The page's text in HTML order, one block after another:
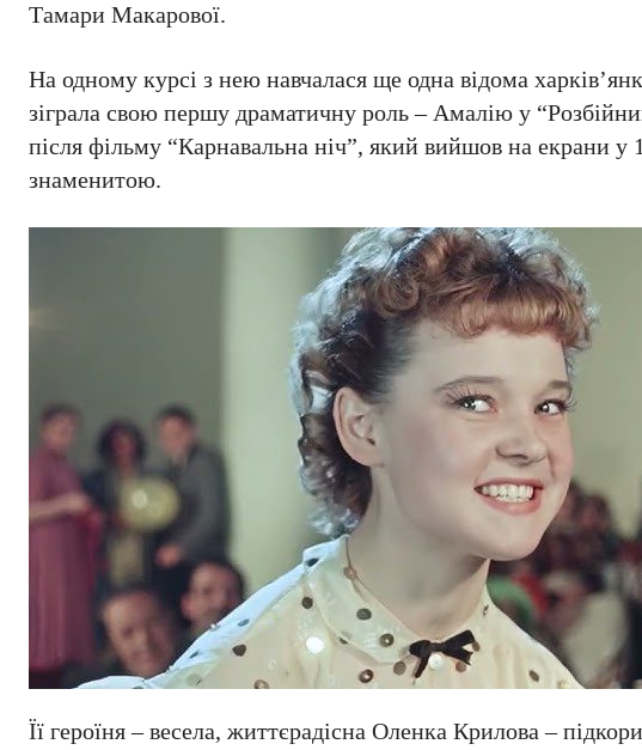
Тамари Макарової.
На одному курсі з нею навчалася ще одна відома
зіграла свою першу драматичну роль – Амалію у
після фільму “Карнавальна ніч”, який вийшов на екрани
знаменитою.
Її героїня – весела, життєрадісна Оленка Крилова –